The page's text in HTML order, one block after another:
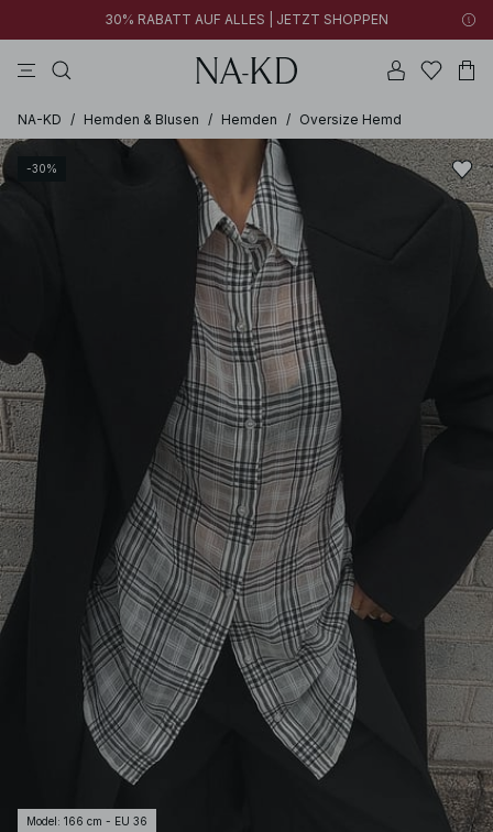
30% RABATT AUF ALLES | JETZT SHOPPEN
NA-KD / Hemden & Blusen / Hemden / Oversize Hemd
-30%
Model : 166 cm - EU 36